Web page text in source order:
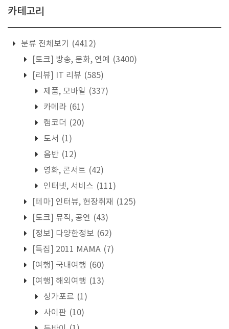
카테고리
분류 전체보기
(4412)
[토크] 방송, 문화, 연예
(3400)
[리뷰] IT 리뷰 (585)
제품, 모바일 (337)
카메라 (61)
캠코더 (20)
도서 (1)
음반 (12)
영화, 콘서트 (42)
인터넷, 서비스 (111)
[테마] 인터뷰, 현장취재 (125)
[토크] 뮤직, 공연 (43)
[정보] 다양한정보 (62)
[특집] 2011 MAMA (7)
[여행] 국내여행 (60)
[여행] 해외여행 (13)
싱가포르 (1)
사이판 (10)